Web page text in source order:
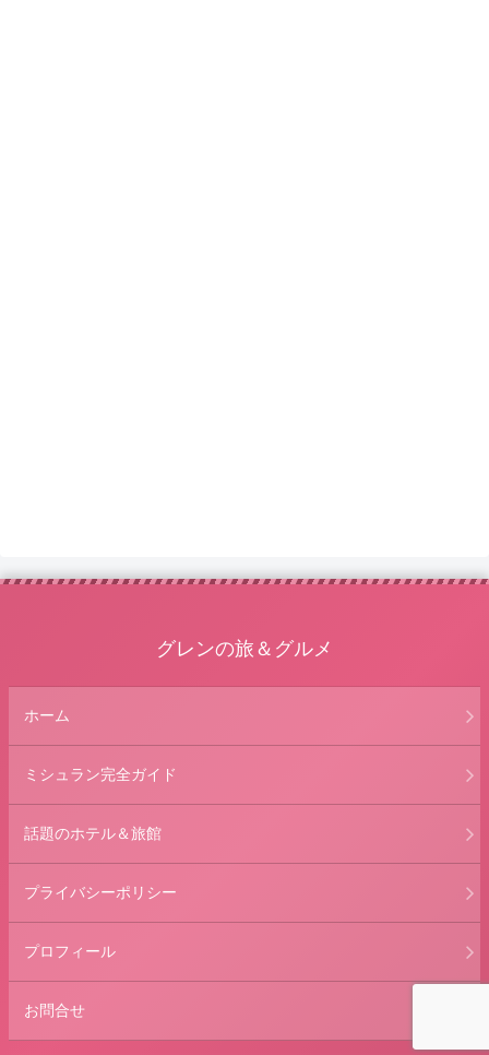
グレンの旅＆グルメ
ホーム
ミシュラン完全ガイド
話題のホテル＆旅館
プライバシーポリシー
プロフィール
お問合せ